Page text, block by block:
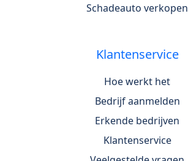
Schadeauto verkopen
Klantenservice
Hoe werkt het
Bedrijf aanmelden
Erkende bedrijven
Klantenservice